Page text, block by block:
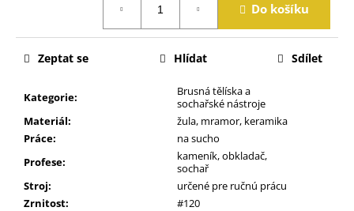
Do košíku
Kategorie:
Brusná tělíska a
sochařské nástroje
Materiál:
žula, mramor, keramika
Práce:
na sucho
Profese:
kameník, obkladač,
sochař
Stroj:
určené pre ručnú prácu
Zrnitost: #120
Zeptat se Hlídat Sdílet